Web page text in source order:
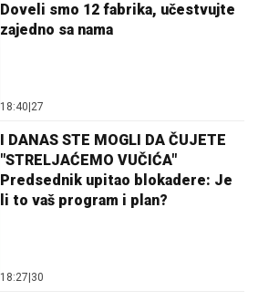
Doveli smo 12 fabrika, učestvujte
zajedno sa nama
18:40 27
I DANAS STE MOGLI DA ČUJETE
"STRELJAĆEMO VUČIĆA"
Predsednik upitao blokadere: Je
li to vaš program i plan?
18:27 30